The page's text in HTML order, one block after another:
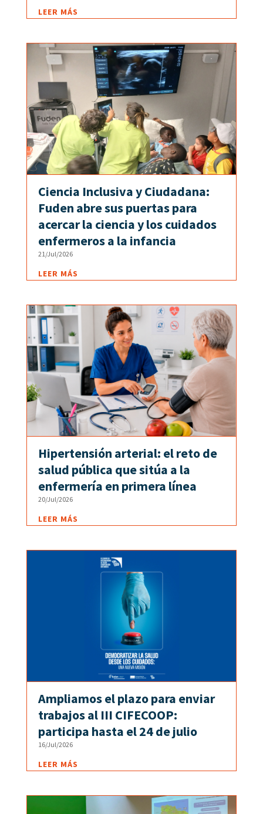
LEER MÁS
Ciencia Inclusiva y Ciudadana:
Fuden abre sus puertas para
acercar la ciencia y los cuidados
enfermeros a la infancia
21/Jul/2026
LEER MÁS
Hipertensión arterial: el reto de
salud pública que sitúa a la
enfermería en primera línea
20/Jul/2026
LEER MÁS
Ampliamos el plazo para enviar
trabajos al III CIFECOOP:
participa hasta el 24 de julio
16/Jul/2026
LEER MÁS